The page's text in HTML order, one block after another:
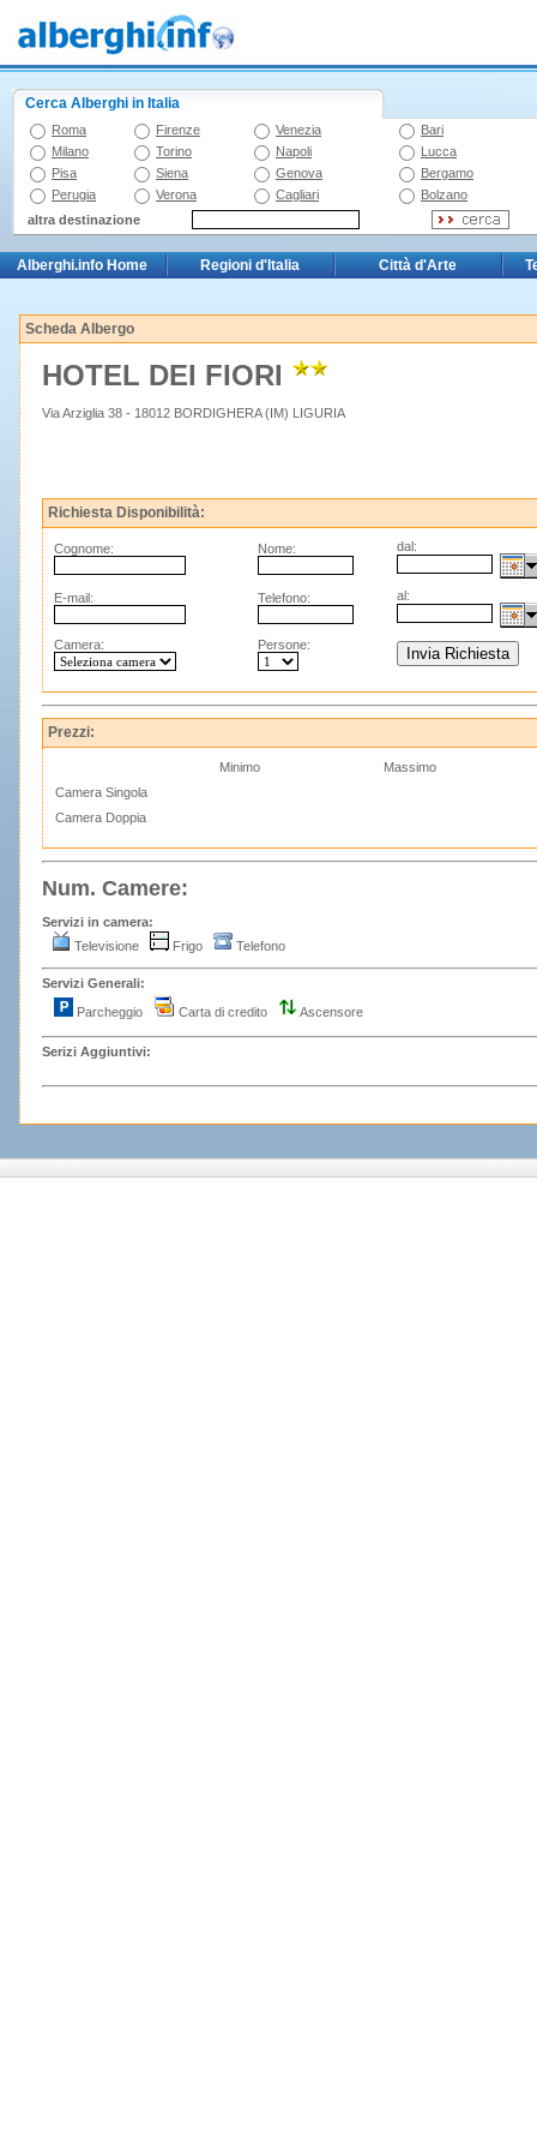
Cerca Alberghi in Italia
Roma Firenze Venezia
Bari
Milano
Torino Napoli
Lucca
Pisa
Siena Genova
Bergamo
Perugia
Verona Cagliari
Bolzano
altra destinazione
Alberghi.info Home Regioni d'Italia Città d'Arte
Scheda Albergo
HOTEL DEI FIORI
Via Arziglia 38 - 18012 BORDIGHERA (IM) LIGURIA
Richiesta Disponibilità:
Cognome: Nome: dal:
E-mail: Telefono: al:
Camera: Persone:
Prezzi:
Minimo
Massimo
Camera Singola
Camera Doppia
Num. Camere:
Servizi in camera:
Televisione
Frigo Telefono
Servizi Generali:
Parcheggio
Carta di credito Ascensore
Serizi Aggiuntivi: